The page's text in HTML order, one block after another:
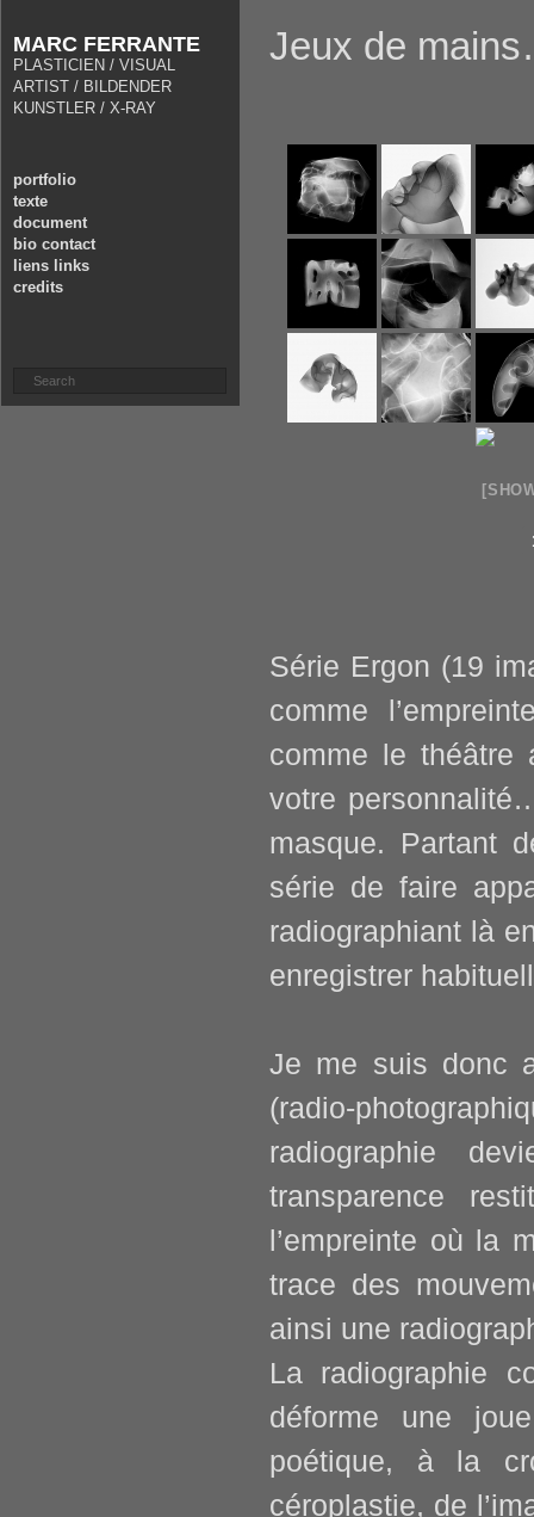
MARC FERRANTE
PLASTICIEN / VISUAL
ARTIST / BILDENDER
KUNSTLER / X-RAY
portfolio
texte
document
bio contact
liens links
credits
Jeux de
Série Ergon (19
comme
comme le théâtre
votre
masque. Partant
série de faire
radiographiant là
enregistrer
Je me suis donc
(radio-
radiographie
transparence
l’empreinte où la
trace des
ainsi une
La radiographie
déforme une
poétique, à la
céroplastie, de